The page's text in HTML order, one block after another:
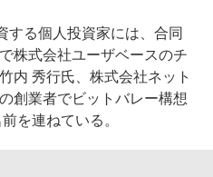
る個人投資家には、合同
株式会社ユーザベースのチ
内 秀行氏、株式会社ネット
創業者でビットバレー構想
を連ねている。